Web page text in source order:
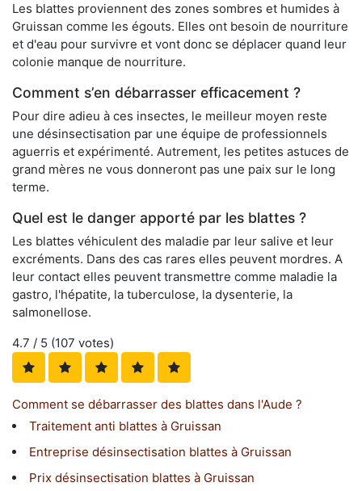
Les blattes proviennent des zones sombres et humides à
Gruissan comme les égouts. Elles ont besoin de nourriture
et d'eau pour survivre et vont donc se déplacer quand leur
colonie manque de nourriture.
Comment s’en débarrasser efficacement ?
Pour dire adieu à ces insectes, le meilleur moyen reste
une désinsectisation par une équipe de professionnels
aguerris et expérimenté. Autrement, les petites astuces de
grand mères ne vous donneront pas une paix sur le long
terme.
Quel est le danger apporté par les blattes ?
Les blattes véhiculent des maladie par leur salive et leur
excréments. Dans des cas rares elles peuvent mordres. A
leur contact elles peuvent transmettre comme maladie la
gastro, l'hépatite, la tuberculose, la dysenterie, la
salmonellose.
4.7 / 5 (107 votes)
Comment se débarrasser des blattes dans l'Aude ?
Traitement anti blattes à Gruissan
Entreprise désinsectisation blattes à Gruissan
Prix désinsectisation blattes à Gruissan